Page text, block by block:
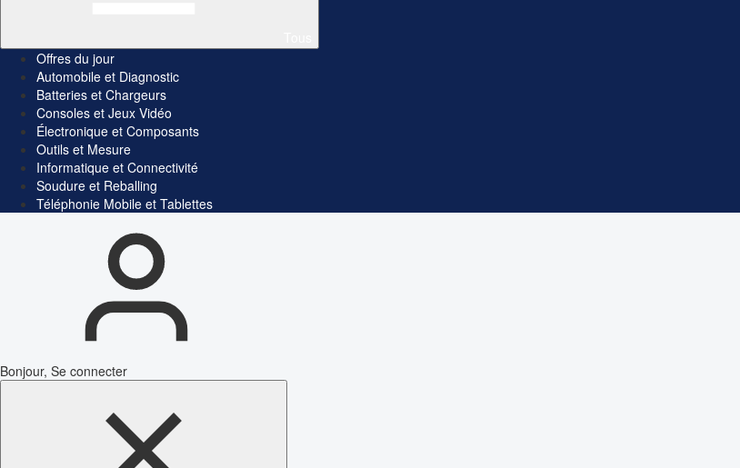
Offres du jour
Automobile et Diagnostic
Batteries et Chargeurs
Consoles et Jeux Vidéo
Électronique et Composants
Outils et Mesure
Informatique et Connectivité
Soudure et Reballing
Téléphonie Mobile et Tablettes
Bonjour, Se connecter